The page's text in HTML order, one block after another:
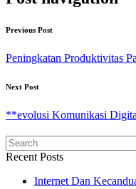
Previous Post
Peningkatan Produktivitas
Next Post
**evolusi Komunikasi
Recent Posts
Internet Dan